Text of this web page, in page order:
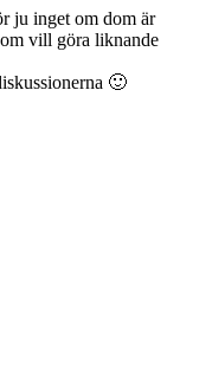
ju inget om dom är
vill göra liknande
🙂